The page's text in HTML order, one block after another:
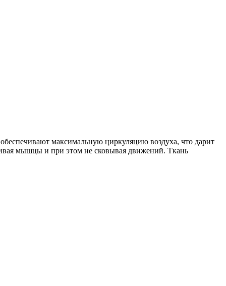
максимальную циркуляцию воздуха, что дарит
мышцы и при этом не сковывая движений. Ткань